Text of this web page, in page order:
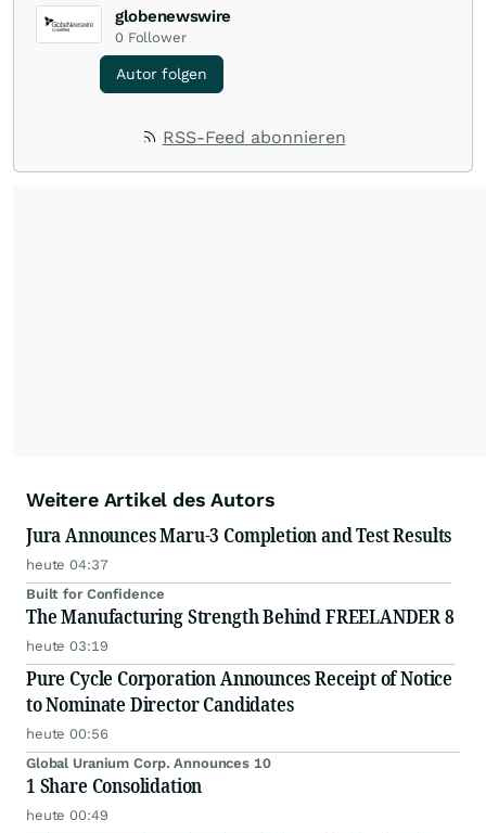
globenewswire
0 Follower
Autor folgen
RSS-Feed abonnieren
Weitere Artikel des Autors
Jura Announces Maru-3 Completion and Test Results
heute 04:37
Built for Confidence
The Manufacturing Strength Behind FREELANDER 8
heute 03:19
Pure Cycle Corporation Announces Receipt of Notice
to Nominate Director Candidates
heute 00:56
Global Uranium Corp. Announces 10
1 Share Consolidation
heute 00:49